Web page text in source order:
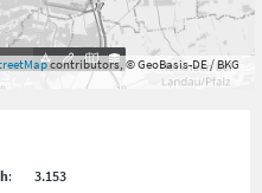
contributors, © GeoBasis-DE / BKG
: 3.153